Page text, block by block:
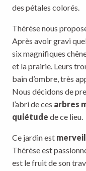
des pétales colorés.
Thérèse nous
Après avoir gravi
six magnifiques
et la prairie. Leurs
bain d’ombre, très
Nous décidons de
l’abri de ces arbres
quiétude de ce lieu.
Ce jardin est
Thérèse est
est le fruit de son